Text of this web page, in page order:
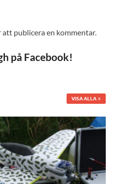
att publicera en kommentar.
på Facebook!
VISA ALLA